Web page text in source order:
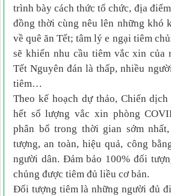
trình bày cách thức tổ chức, địa
đồng thời cùng nêu lên những khó
về quê ăn Tết; tâm lý e ngại tiêm
sẽ khiến nhu cầu tiêm vắc xin của
Tết Nguyên đán là thấp, nhiều
tiêm…
Theo kế hoạch dự thảo, Chiến
hết số lượng vắc xin phòng
phân bổ trong thời gian sớm
tượng, an toàn, hiệu quả, công
người dân. Đảm bảo 100% đối
chủng được tiêm đủ liều cơ bản.
Đối tượng tiêm là những người đủ